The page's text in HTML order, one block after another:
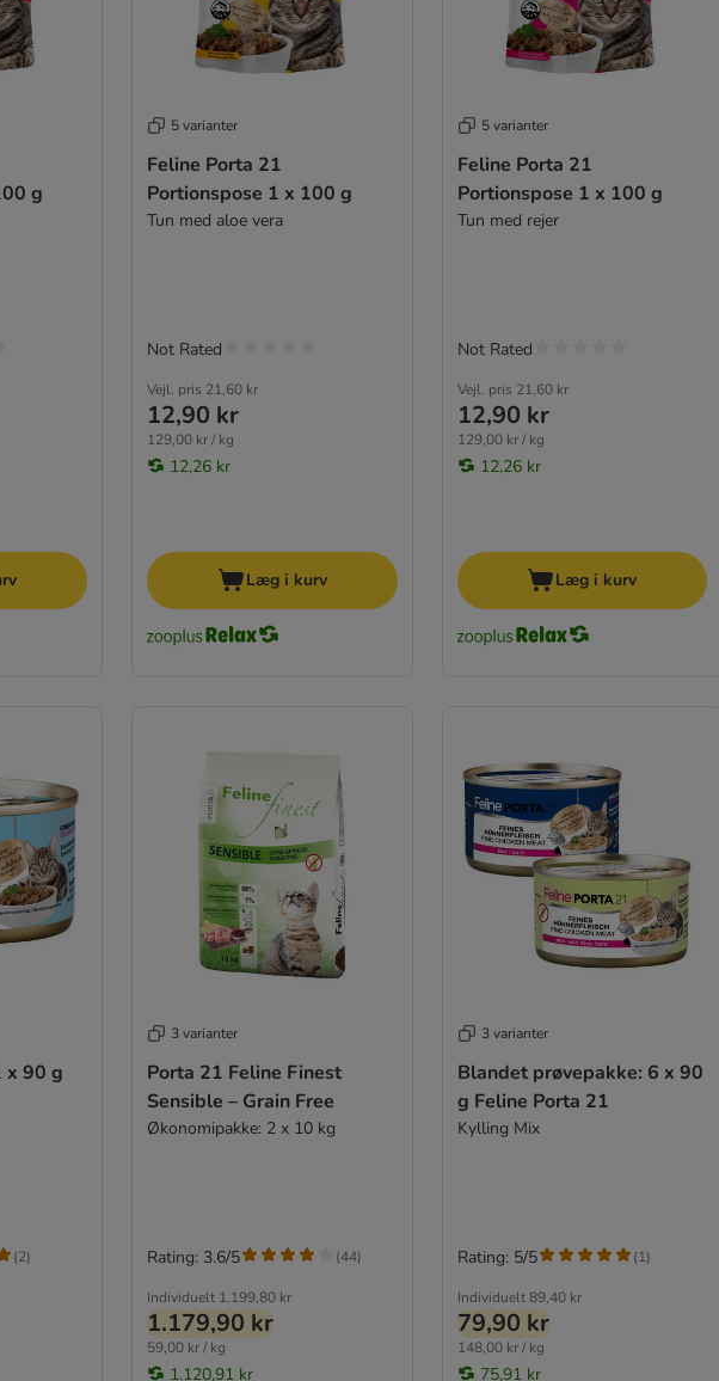
g
5 varianter
Feline Porta 21
Portionspose 1 x 100 g
Tun med aloe vera
Vejl. pris 21,60 kr
12,90 kr
129,00 kr / kg
12,26 kr
Not Rated
Læg i kurv
5 varianter
Feline Porta 21
Portionspose 1 x 100 g
Tun med rejer
Vejl. pris 21,60 kr
12,90 kr
129,00 kr / kg
12,26 kr
Not Rated
Læg i kurv
x 90 g
(2)
3 varianter
Porta 21 Feline Finest
Sensible – Grain Free
Økonomipakke: 2 x 10 kg
Individuelt 1.199,80 kr
1.179,90 kr
59,00 kr / kg
1.120,91 kr
Rating: 3.6/5 (44)
3 varianter
Blandet prøvepakke: 6 x 90
g Feline Porta 21
Kylling Mix
Individuelt 89,40 kr
79,90 kr
148,00 kr / kg
75,91 kr
Rating: 5/5 (1)